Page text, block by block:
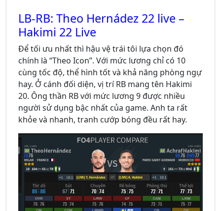
LB-RB: Theo Hernádez 22 live –
Hakimi 22 Live
Để tối ưu nhất thì hậu vệ trái tôi lựa chọn đó
chính là “Theo Icon”. Với mức lương chỉ có 10
cùng tốc độ, thể hình tốt và khả năng phòng ngự
hay. Ở cánh đối diện, vị trí RB mang tên Hakimi
20. Ông thần RB với mức lương 9 được nhiều
người sử dụng bậc nhất của game. Anh ta rất
khỏe và nhanh, tranh cướp bóng đều rất hay.